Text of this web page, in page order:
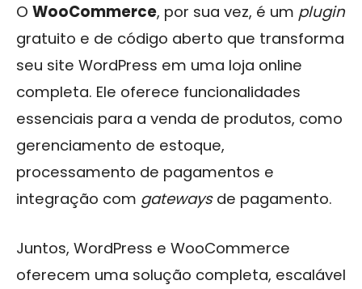
O WooCommerce, por sua vez, é um plugin
gratuito e de código aberto que transforma
seu site WordPress em uma loja online
completa. Ele oferece funcionalidades
essenciais para a venda de produtos, como
gerenciamento de estoque,
processamento de pagamentos e
integração com gatewaysde pagamento.
Juntos, WordPress e WooCommerce
oferecem uma solução completa, escalável